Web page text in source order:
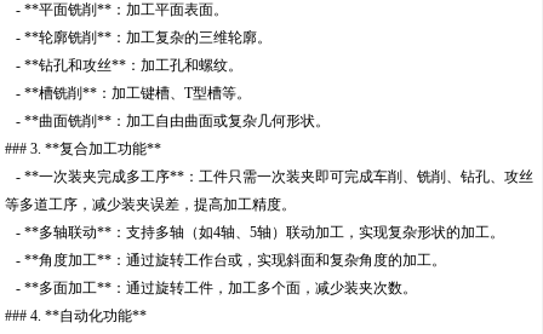
- **平面铣削**：加工平面表面。
- **轮廓铣削**：加工复杂的三维轮廓。
- **钻孔和攻丝**：加工孔和螺纹。
- **槽铣削**：加工键槽、T型槽等。
- **曲面铣削**：加工自由曲面或复杂几何形状。
### 3. **复合加工功能**
- **一次装夹完成多工序**：工件只需一次装夹即可完成车削、铣削、钻孔、攻丝
等多道工序，减少装夹误差，提高加工精度。
- **多轴联动**：支持多轴（如4轴、5轴）联动加工，实现复杂形状的加工。
- **角度加工**：通过旋转工作台或，实现斜面和复杂角度的加工。
- **多面加工**：通过旋转工件，加工多个面，减少装夹次数。
### 4. **自动化功能**